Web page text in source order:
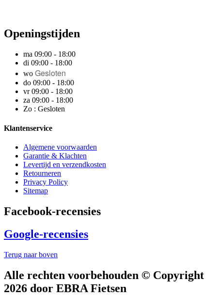
Openingstijden
ma 09:00 - 18:00
di 09:00 - 18:00
wo Gesloten
do 09:00 - 18:00
vr 09:00 - 18:00
za 09:00 - 18:00
Zo : Gesloten
Klantenservice
Algemene voorwaarden
Garantie & Klachten
Levertijd en verzendkosten
Retourneren
Privacy Policy
Sitemap
Facebook-recensies
Google-recensies
Terug naar boven
Alle rechten voorbehouden © Copyright
2026 door EBRA Fietsen